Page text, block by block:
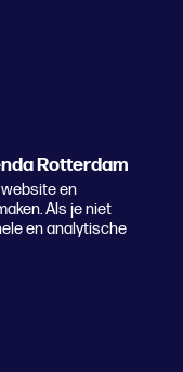
Rotterdam
en
Als je niet
en analytische